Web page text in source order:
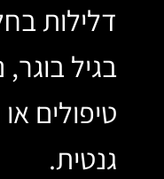
דלילות
בגיל
טיפולים
גנטית.